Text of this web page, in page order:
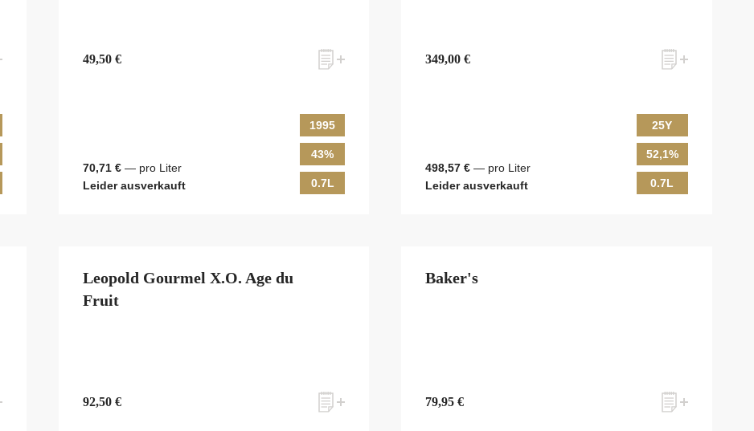
49,50 €
70,71 €— pro Liter
Leider ausverkauft
1995
43%
0.7L
349,00 €
498,57 € — pro Liter
Leider ausverkauft
25Y
52,1%
0.7L
Leopold Gourmel X.O. Age du
Fruit
92,50 €
Baker's
79,95 €